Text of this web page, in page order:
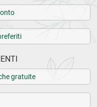
gratuite